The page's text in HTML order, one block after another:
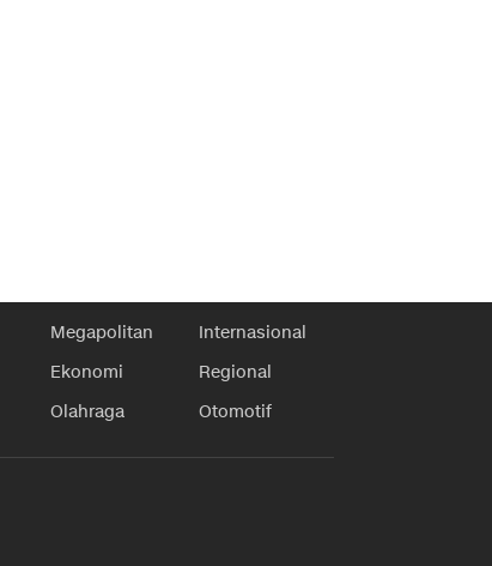
Megapolitan
Internasional
Ekonomi
Regional
Olahraga Otomotif